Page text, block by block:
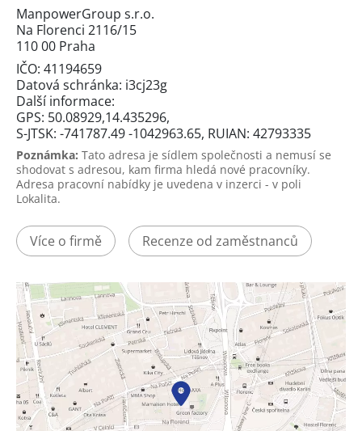
ManpowerGroup s.r.o.
Na Florenci 2116/15
110 00 Praha
IČO: 41194659
Datová schránka: i3cj23g
Další informace:
GPS: 50.08929,14.435296,
S-JTSK: -741787.49 -1042963.65, RUIAN: 42793335
Poznámka: Tato adresa je sídlem společnosti a nemusí se
shodovat s adresou, kam firma hledá nové pracovníky.
Adresa pracovní nabídky je uvedena v inzerci - v poli
Lokalita.
Více o firmě Recenze od zaměstnanců